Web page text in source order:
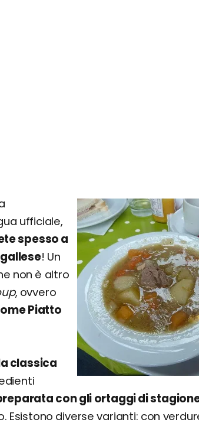
ufficiale,
spesso a
! Un
non è altro
, ovvero
Piatto
classica
con gli ortaggi di
Esistono diverse varianti: con